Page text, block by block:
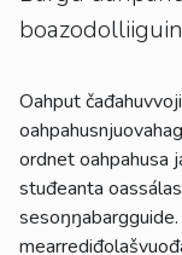
Oahput
ordnet oahpahusa
stuđeanta